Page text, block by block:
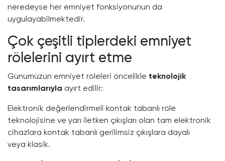
neredeyse her emniyet fonksiyonunun da
uygulayabilmektedir.
Çok çeşitli tiplerdeki emniyet
rölelerini ayırt etme
Günümüzün emniyet röleleri öncelikle teknolojik
tasarımlarıyla ayırt edilir:
Elektronik değerlendirmeli kontak tabanlı röle
teknolojisine ve yarı iletken çıkışları olan tam elektronik
cihazlara kontak tabanlı gerilimsiz çıkışlara dayalı
veya klasik.